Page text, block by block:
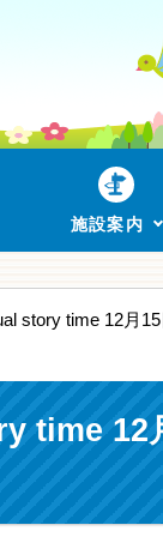
施設案内
story time 12月
time 12